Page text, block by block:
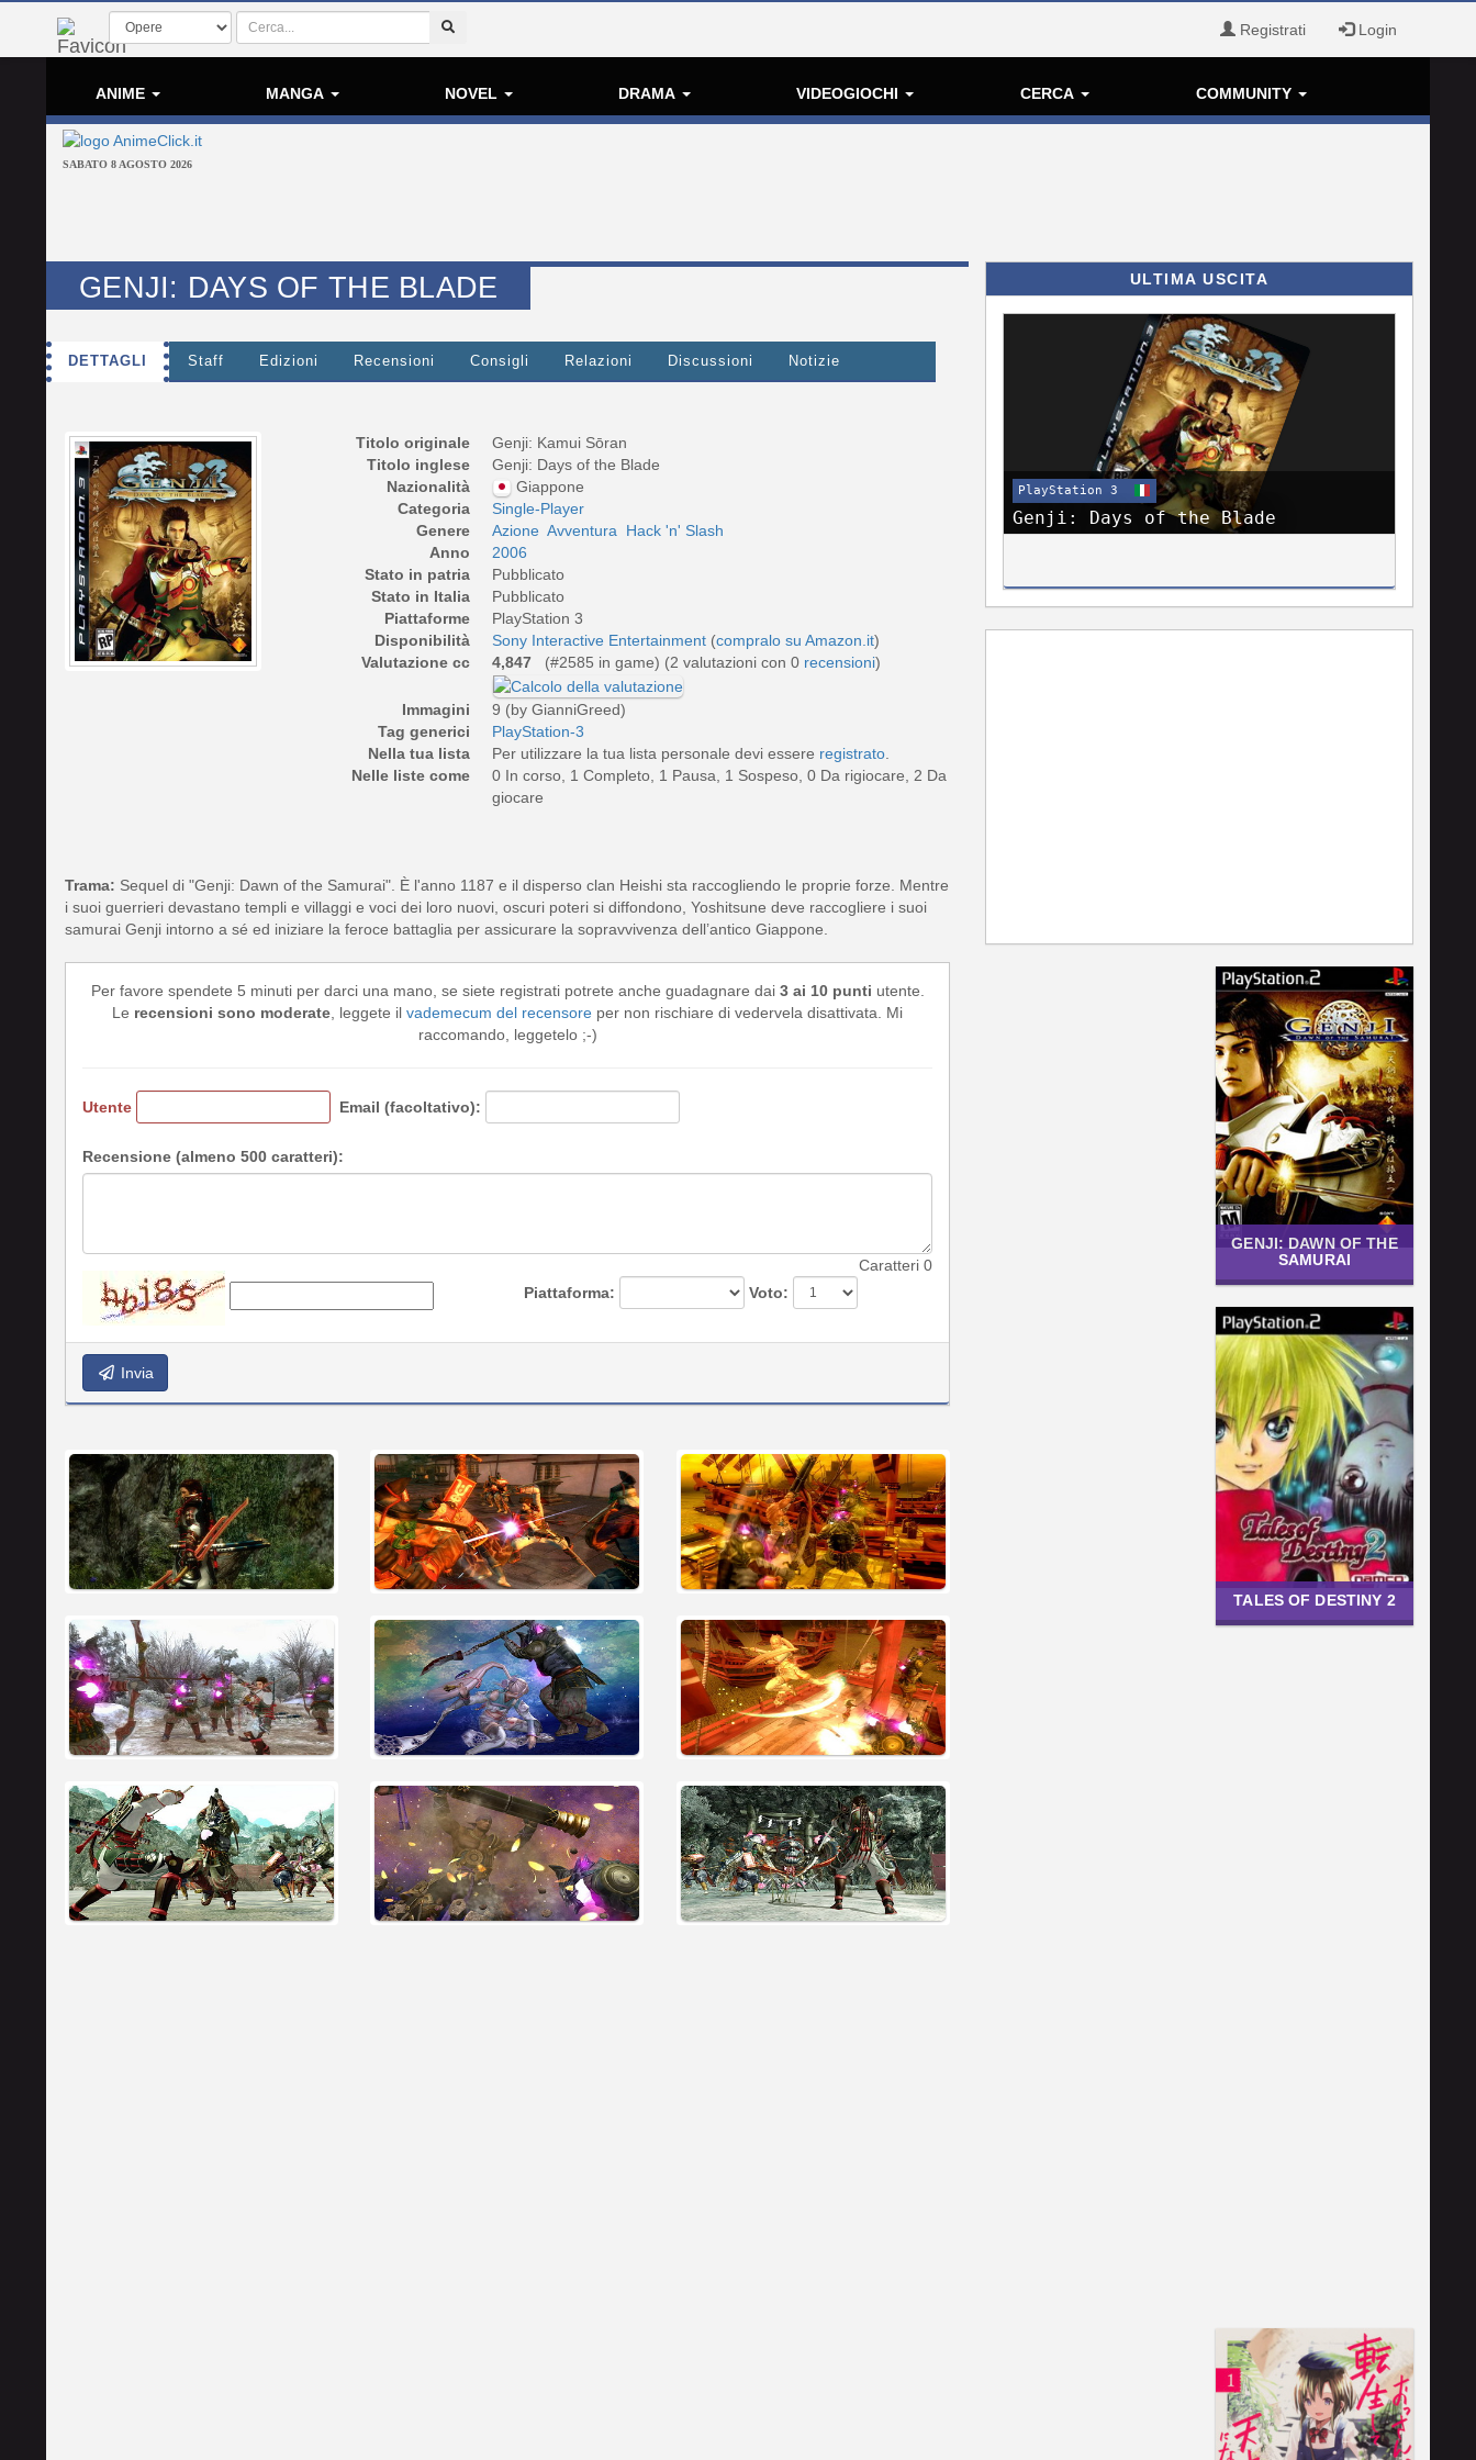
Registrati Login
ANIME MANGA NOVEL DRAMA VIDEOGIOCHI CERCA COMMUNITY
SABATO 8 AGOSTO 2026
GENJI: DAYS OF THE BLADE
DETTAGLI Staff Edizioni Recensioni Consigli Relazioni Discussioni Notizie
Titolo originale
Genji: Kamui Sōran
Titolo inglese
Genji: Days of the Blade
Nazionalità
Giappone
Categoria
Single-Player
Genere
Azione Avventura Hack 'n' Slash
Anno
2006
Stato in patria
Pubblicato
Stato in Italia
Pubblicato
Piattaforme
PlayStation 3
Disponibilità
Sony Interactive Entertainment (compralo su Amazon.it)
Valutazione cc
4,847 (#2585 in game) (2 valutazioni con 0 recensioni)
Immagini
9 (by GianniGreed)
Tag generici
PlayStation-3
Nella tua lista
Per utilizzare la tua lista personale devi essere registrato
Nelle liste come
0 In corso, 1 Completo, 1 Pausa, 1 Sospeso, 0 Da rigiocare, 2 Da
giocare
Trama: Sequel di "Genji: Dawn of the Samurai". È l'anno 1187 e il disperso clan Heishi sta raccogliendo le proprie forze. Mentre
i suoi guerrieri devastano templi e villaggi e voci dei loro nuovi, oscuri poteri si diffondono, Yoshitsune deve raccogliere i suoi
samurai Genji intorno a sé ed iniziare la feroce battaglia per assicurare la sopravvivenza dell’antico Giappone.
Per favore spendete 5 minuti per darci una mano, se siete registrati potrete anche guadagnare dai 3 ai 10 punti utente.
Le recensioni sono moderate , leggete il vademecum del recensore per non rischiare di vedervela disattivata. Mi
raccomando, leggetelo ;-)
Utente Email (facoltativo):
Recensione (almeno 500 caratteri):
Caratteri 0
Piattaforma:
Voto:
Invia
ULTIMA USCITA
PlayStation 3
Genji: Days of the Blade
GENJI: DAWN OF THE
SAMURAI
TALES OF DESTINY 2